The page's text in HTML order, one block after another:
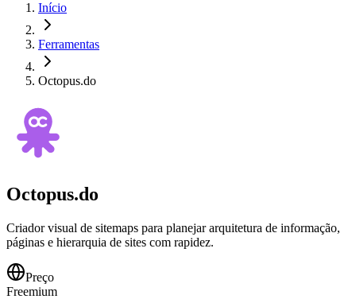
Início
Ferramentas
Octopus.do
Octopus.do
Criador visual de sitemaps para planejar arquitetura de informação,
páginas e hierarquia de sites com rapidez.
Preço
Freemium